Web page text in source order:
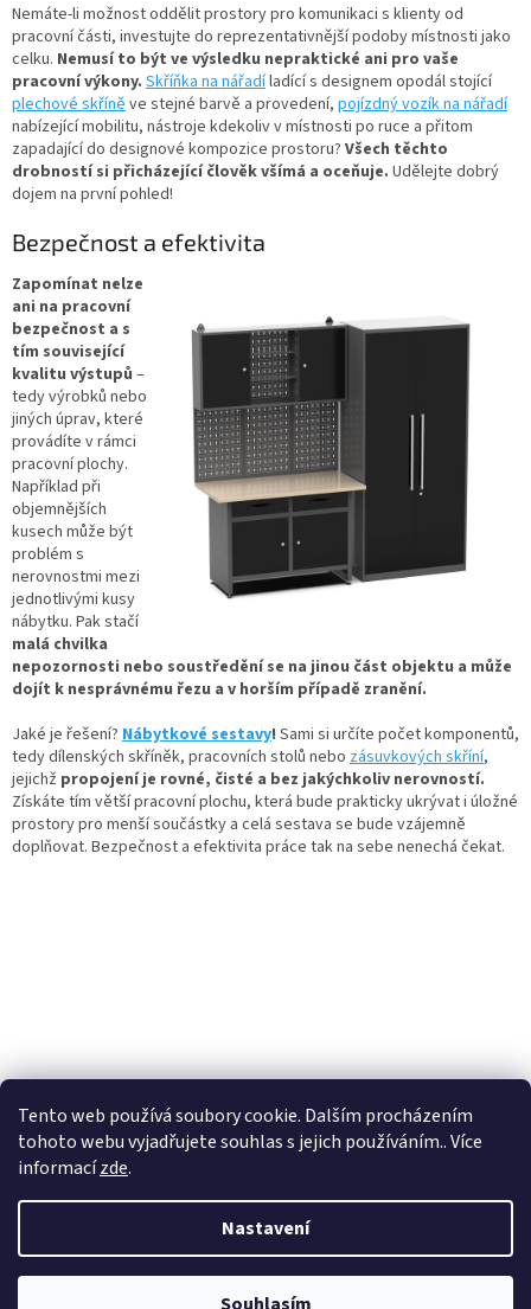
Tento web používá soubory cookie. Dalším procházením
tohoto webu vyjadřujete souhlas s jejich používáním.. Více
informacízde.
Nastavení
Nemáte-li možnost oddělit prostory pro komunikaci s klienty od
pracovní části, investujte do reprezentativnější podoby místnosti jako
celku. Nemusí to být ve výsledku nepraktické ani pro vaše
pracovní výkony. Skříňka na nářadíladící s designem opodál stojící
plechové skříně ve stejné barvě a provedení, pojízdný vozík na nářadí
nabízející mobilitu, nástroje kdekoliv v místnosti po ruce a přitom
zapadající do designové kompozice prostoru? Všech těchto
drobností si přicházející člověk všímá a oceňuje. Udělejte dobrý
dojem na první pohled!
Bezpečnost a efektivita
Zapomínat nelze
ani na pracovní
bezpečnost a s
tím související
kvalitu výstupů –
tedy výrobků nebo
jiných úprav, které
provádíte v rámci
pracovní plochy.
Například při
objemnějších
kusech může být
problém s
nerovnostmi mezi
jednotlivými kusy
nábytku. Pak stačí
malá chvilka
nepozornosti nebo soustředění se na jinou část objektu a může
dojít k nesprávnému řezu a v horším případě zranění.
Jaké je řešení? Nábytkové sestavy! Sami si určíte počet komponentů,
tedy dílenských skříněk, pracovních stolů nebo zásuvkových skříní,
jejichž propojení je rovné, čisté a bez jakýchkoliv nerovností.
Získáte tím větší pracovní plochu, která bude prakticky ukrývat i úložné
prostory pro menší součástky a celá sestava se bude vzájemně
doplňovat. Bezpečnost a efektivita práce tak na sebe nenechá čekat.
PŘEDCHOZÍ ČLÁNEK DALŠÍ ČLÁNEK
Vytvořil Shoptet